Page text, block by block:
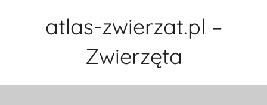
atlas-zwierzat.pl –
Zwierzęta